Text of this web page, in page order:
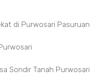
di Purwosari Pasuruan
Sondir Tanah Purwosari